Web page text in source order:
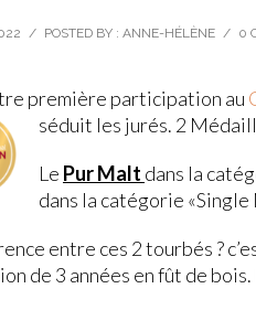
/ POSTED BY : ANNE-HÉLÈNE / 0
première participation au
séduit les jurés. 2
Le Pur Malt dans la
dans la catégorie «Single
entre ces 2 tourbés ?
de 3 années en fût de